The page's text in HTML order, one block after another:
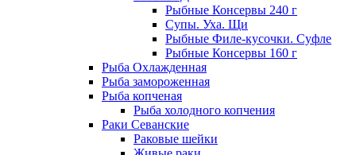
Рыбные Консервы 240 г
Супы. Уха. Щи
Рыбные Филе-кусочки. Суфле
Рыбные Консервы 160 г
Рыба Охлажденная
Рыба замороженная
Рыба копченая
Рыба холодного копчения
Раки Севанские
Раковые шейки